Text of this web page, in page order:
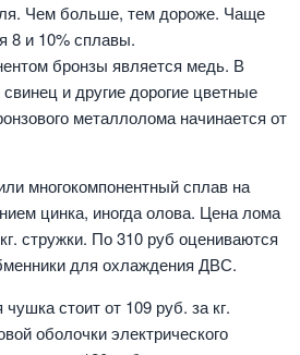
Чем больше, тем дороже. Чаще
8 и 10% сплавы.
бронзы является медь. В
и другие дорогие цветные
металлолома начинается от
многокомпонентный сплав на
цинка, иногда олова. Цена лома
стружки. По 310 руб оцениваются
для охлаждения ДВС.
стоит от 109 руб. за кг.
оболочки электрического